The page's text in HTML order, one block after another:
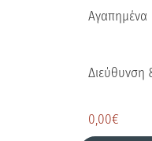
Αγαπημένα
0,00€